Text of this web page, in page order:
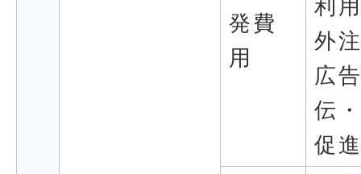
発費
用
利
外
広
伝
促